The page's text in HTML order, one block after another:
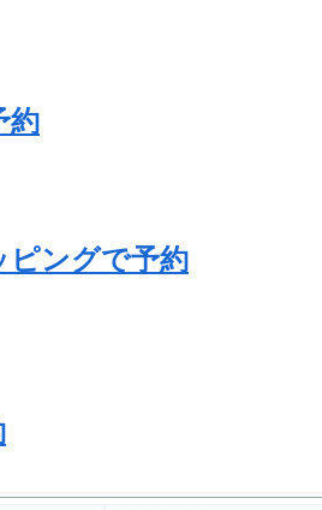
約
ピングで予約